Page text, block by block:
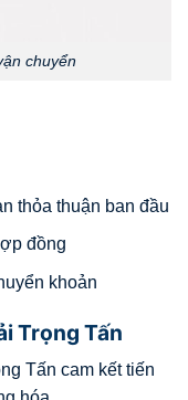
chuyển
thỏa thuận ban đầu
đồng
khoản
Trọng Tấn
Tấn cam kết tiến